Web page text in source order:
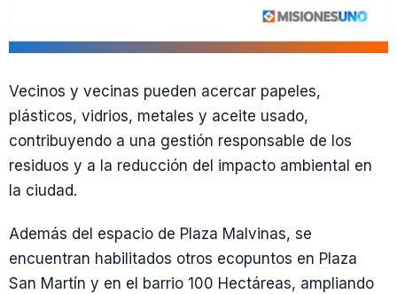
Vecinos y vecinas pueden acercar papeles,
plásticos, vidrios, metales y aceite usado,
contribuyendo a una gestión responsable de los
residuos y a la reducción del impacto ambiental en
la ciudad.
Además del espacio de Plaza Malvinas, se
encuentran habilitados otros ecopuntos en Plaza
San Martín y en el barrio 100 Hectáreas, ampliando